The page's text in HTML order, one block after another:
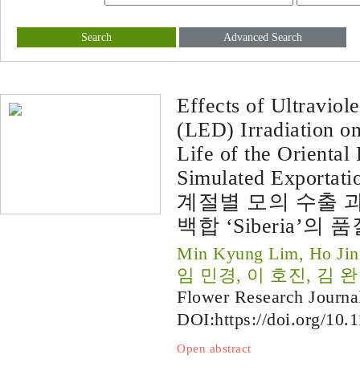
Search Advanced Search
Effects of
(LED) Irradiation
Life of the Oriental
Simulated
계절별 모의 수출
백합 ‘Siberia’의
Min Kyung Lim, Ho
임 민경, 이 호진, 김
Flower Research
DOI:https://doi.org/
Open abstract